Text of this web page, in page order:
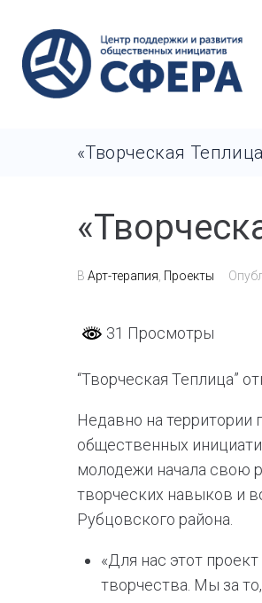
«Творческая
В Арт-терапия Проекты
31 Просмотры
“Творческая Теплица”
Недавно на территории
общественных
молодежи начала свою
творческих навыков и
Рубцовского района.
«Для нас этот
творчества. Мы за